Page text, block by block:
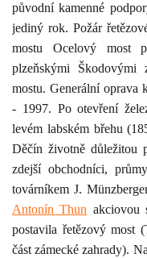
původní kamenné
jediný rok. Požár
mostu Ocelový most
plzeňskými Škodovými
mostu. Generální oprava
- 1997. Po otevření
levém labském břehu
Děčín životně důležitou
zdejší obchodníci,
továrníkem J.
Antonín Thun akciovou
postavila řetězový most
část zámecké zahrady).